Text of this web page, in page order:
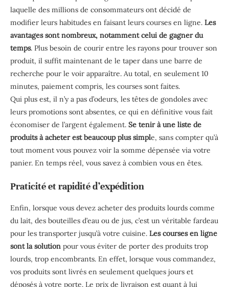
laquelle des millions de consommateurs ont décidé de
modifier leurs habitudes en faisant leurs courses en ligne. Les
avantages sont nombreux, notamment celui de gagner du
temps. Plus besoin de courir entre les rayons pour trouver son
produit, il suffit maintenant de le taper dans une barre de
recherche pour le voir apparaître. Au total, en seulement 10
minutes, paiement compris, les courses sont faites.
Qui plus est, il n’y a pas d’odeurs, les têtes de gondoles avec
leurs promotions sont absentes, ce qui en définitive vous fait
économiser de l’argent également. Se tenir à une liste de
produits à acheter est beaucoup plus simple, sans compter qu’à
tout moment vous pouvez voir la somme dépensée via votre
panier. En temps réel, vous savez à combien vous en êtes.
Praticité et rapidité d’expédition
Enfin, lorsque vous devez acheter des produits lourds comme
du lait, des bouteilles d’eau ou de jus, c’est un véritable fardeau
pour les transporter jusqu’à votre cuisine. Les courses en ligne
sont la solution pour vous éviter de porter des produits trop
lourds, trop encombrants. En effet, lorsque vous commandez,
vos produits sont livrés en seulement quelques jours et
déposés à votre porte. Le prix de livraison est quant à lui